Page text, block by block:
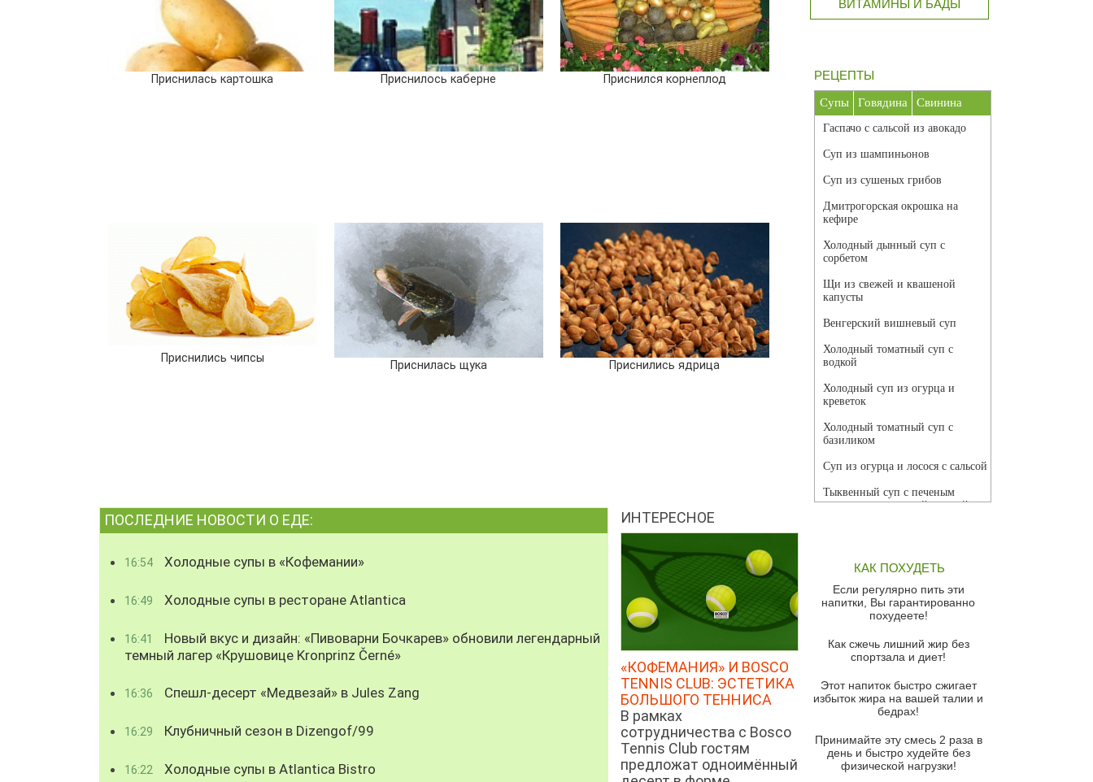
Приснилась картошка Приснилось каберне Приснился корнеплод
Приснились чипсы
Приснилась щука Приснились ядрица
ПОСЛЕДНИЕ НОВОСТИ О ЕДЕ:
16:54 Холодные супы в «Кофемании»
16:49 Холодные супы в ресторане Atlantica
16:41
Новый вкус и дизайн: «Пивоварни Бочкарев» обновили легендарный
темный лагер «Крушовице Kronprinz Černé»
16:36 Спешл-десерт «Медвезай» в Jules Zang
16:29 Клубничный сезон в Dizengof/99
16:22 Холодные супы в Atlantica Bistro
ИНТЕРЕСНОЕ
«КОФЕМАНИЯ» И BOSCO
TENNIS CLUB: ЭСТЕТИКА
БОЛЬШОГО ТЕННИСА
В рамках
сотрудничества с Bosco
Tennis Club гостям
предложат одноимённый
ВИТАМИНЫ И БАДЫ
РЕЦЕПТЫ
Супы Говядина Свинина
Гаспачо с сальсой из авокадо
Суп из шампиньонов
Суп из сушеных грибов
Дмитрогорская окрошка на
кефире
Холодный дынный суп с
сорбетом
Щи из свежей и квашеной
капусты
Венгерский вишневый суп
Холодный томатный суп с
водкой
Холодный суп из огурца и
креветок
Холодный томатный суп с
базиликом
Суп из огурца и лосося с сальсой
Тыквенный суп с печеным
чесноком и томатной сальсой
красного перца
Парижский луковый суп
Суп из спаржи и горошка с
Суп-крем из цветной капусты
Французский луковый суп
Суп из баклажанов с моцареллой
Грибной крем-суп с кростини с
козьим сыром
КАК ПОХУДЕТЬ
Если регулярно пить эти
напитки, Вы гарантированно
похудеете!
Как сжечь лишний жир без
спортзала и диет!
Этот напиток быстро сжигает
избыток жира на вашей талии и
бедрах!
Принимайте эту смесь 2 раза в
день и быстро худейте без
физической нагрузки!